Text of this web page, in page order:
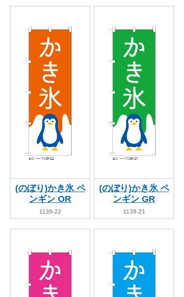
(のぼり)かき氷 ペ
ンギン OR
1139-22
(のぼり)かき氷 ペ
ンギン GR
1139-21